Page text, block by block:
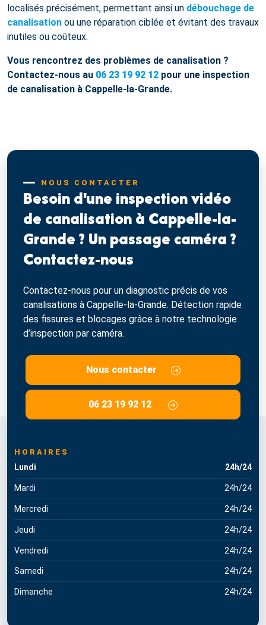
localisés précisément, permettant ainsi un débouchage de
canalisation ou une réparation ciblée et évitant des travaux
inutiles ou coûteux.
Vous rencontrez des problèmes de canalisation ?
Contactez-nous au 06 23 19 92 12 pour une inspection
de canalisation à Cappelle-la-Grande.
NOUS CONTACTER
Besoin d'une inspection vidéo
de canalisation à Cappelle-la-
Grande ? Un passage caméra ?
Contactez-nous
Contactez-nous pour un diagnostic précis de vos
canalisations à Cappelle-la-Grande. Détection rapide
des fissures et blocages grâce à notre technologie
d’inspection par caméra.
Nous contacter
06 23 19 92 12
HORAIRES
Lundi 24h/24
Mardi 24h/24
Mercredi 24h/24
Jeudi 24h/24
Vendredi 24h/24
Samedi 24h/24
Dimanche 24h/24